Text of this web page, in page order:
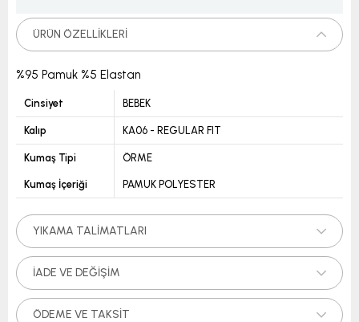
ÜRÜN ÖZELLIKLERI
%95 Pamuk %5 Elastan
Cinsiyet BEBEK
Kalıp KA06 - REGULAR FIT
Kumaş Tipi ÖRME
Kumaş İçeriği PAMUK POLYESTER
YIKAMA TALIMATLARI
İADE VE DEĞIŞIM
ÖDEME VE TAKSIT